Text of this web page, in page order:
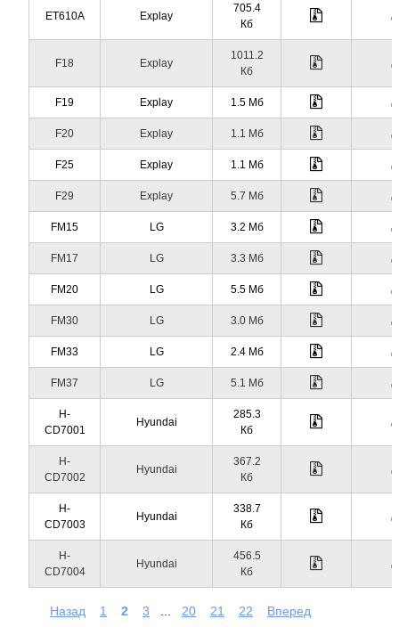
ET610A Explay
705.4
Кб
F18 Explay
1011.2
Кб
F19 Explay 1.5 Мб
F20 Explay 1.1 Мб
F25 Explay 1.1 Мб
F29 Explay 5.7 Мб
FM15 LG 3.2 Мб
FM17 LG 3.3 Мб
FM20 LG 5.5 Мб
FM30 LG 3.0 Мб
FM33 LG 2.4 Мб
FM37 LG 5.1 Мб
H-
CD7001
Hyundai
285.3
Кб
H-
CD7002
Hyundai
367.2
Кб
H-
CD7003
Hyundai
338.7
Кб
H-
CD7004
Hyundai
456.5
Кб
Назад 1 2 3 20 21 22 Вперед